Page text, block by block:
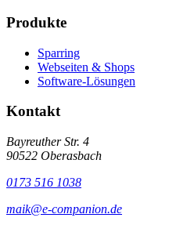
Produkte
Sparring
Webseiten & Shops
Software-Lösungen
Kontakt
Bayreuther Str. 4
90522 Oberasbach
0173 516 1038
maik@e-companion.de